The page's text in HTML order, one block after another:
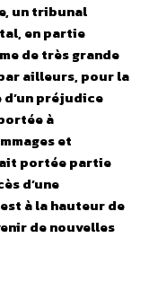
un tribunal
en partie
de très grande
ailleurs, pour la
d’un préjudice
à
et
portée partie
d’une
à la hauteur de
de nouvelles